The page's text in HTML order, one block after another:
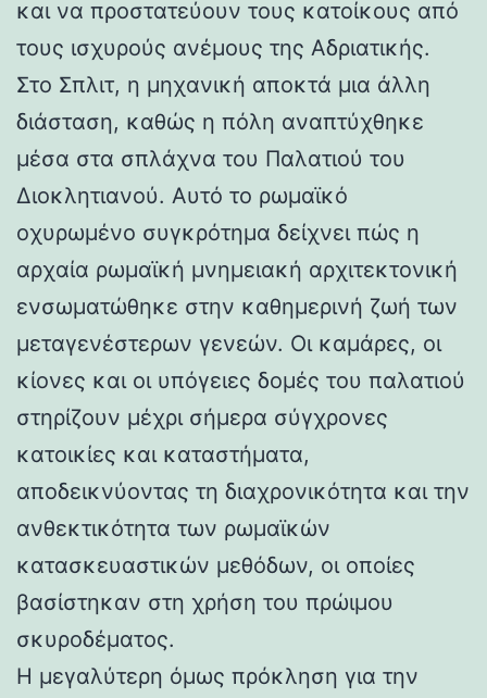
και να προστατεύουν τους κατοίκους από
τους ισχυρούς ανέμους της Αδριατικής.
Στο Σπλιτ, η μηχανική αποκτά μια άλλη
διάσταση, καθώς η πόλη αναπτύχθηκε
μέσα στα σπλάχνα του Παλατιού του
Διοκλητιανού. Αυτό το ρωμαϊκό
οχυρωμένο συγκρότημα δείχνει πώς η
αρχαία ρωμαϊκή μνημειακή αρχιτεκτονική
ενσωματώθηκε στην καθημερινή ζωή των
μεταγενέστερων γενεών. Οι καμάρες, οι
κίονες και οι υπόγειες δομές του παλατιού
στηρίζουν μέχρι σήμερα σύγχρονες
κατοικίες και καταστήματα,
αποδεικνύοντας τη διαχρονικότητα και την
ανθεκτικότητα των ρωμαϊκών
κατασκευαστικών μεθόδων, οι οποίες
βασίστηκαν στη χρήση του πρώιμου
σκυροδέματος.
Η μεγαλύτερη όμως πρόκληση για την